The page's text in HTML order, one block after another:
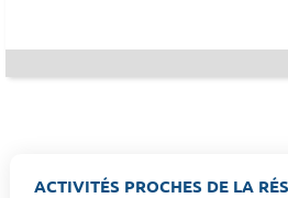
ACTIVITÉS PROCHES DE LA